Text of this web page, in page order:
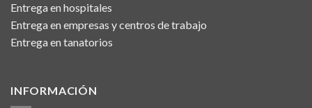
Entrega en hospitales
Entrega en empresas y centros de trabajo
Entrega en tanatorios
INFORMACIÓN